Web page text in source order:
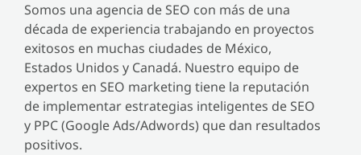
Somos una agencia de SEO con más de una
década de experiencia trabajando en proyectos
exitosos en muchas ciudades de México,
Estados Unidos y Canadá. Nuestro equipo de
expertos en SEO marketing tiene la reputación
de implementar estrategias inteligentes de SEO
y PPC (Google Ads/Adwords) que dan resultados
positivos.